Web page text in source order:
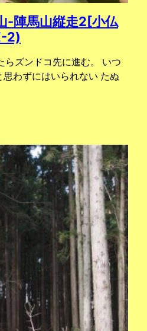
-陣馬山縦走2[小仏
2)
らズンドコ先に進む。 いつ
わずにはいられない たぬ